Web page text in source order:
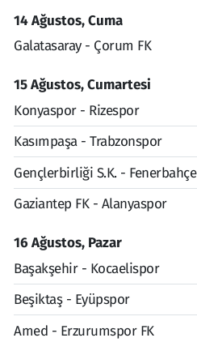
14 Ağustos, Cuma
Galatasaray - Çorum FK
15 Ağustos, Cumartesi
Konyaspor - Rizespor
Kasımpaşa - Trabzonspor
Gençlerbirliği S.K. - Fenerbahçe
Gaziantep FK - Alanyaspor
16 Ağustos, Pazar
Başakşehir - Kocaelispor
Beşiktaş - Eyüpspor
Amed - Erzurumspor FK